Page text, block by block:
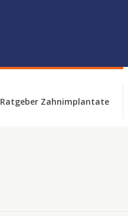
Ratgeber Zahnimplantate